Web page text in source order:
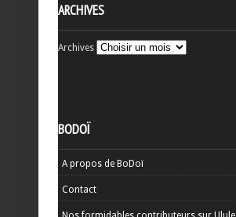
ARCHIVES
Archives
BODOÏ
A propos de BoDoï
Contact